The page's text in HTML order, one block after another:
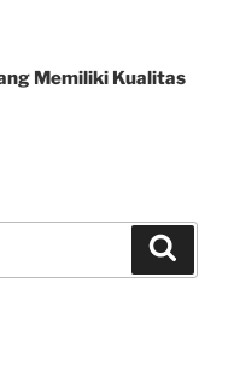
Memiliki Kualitas